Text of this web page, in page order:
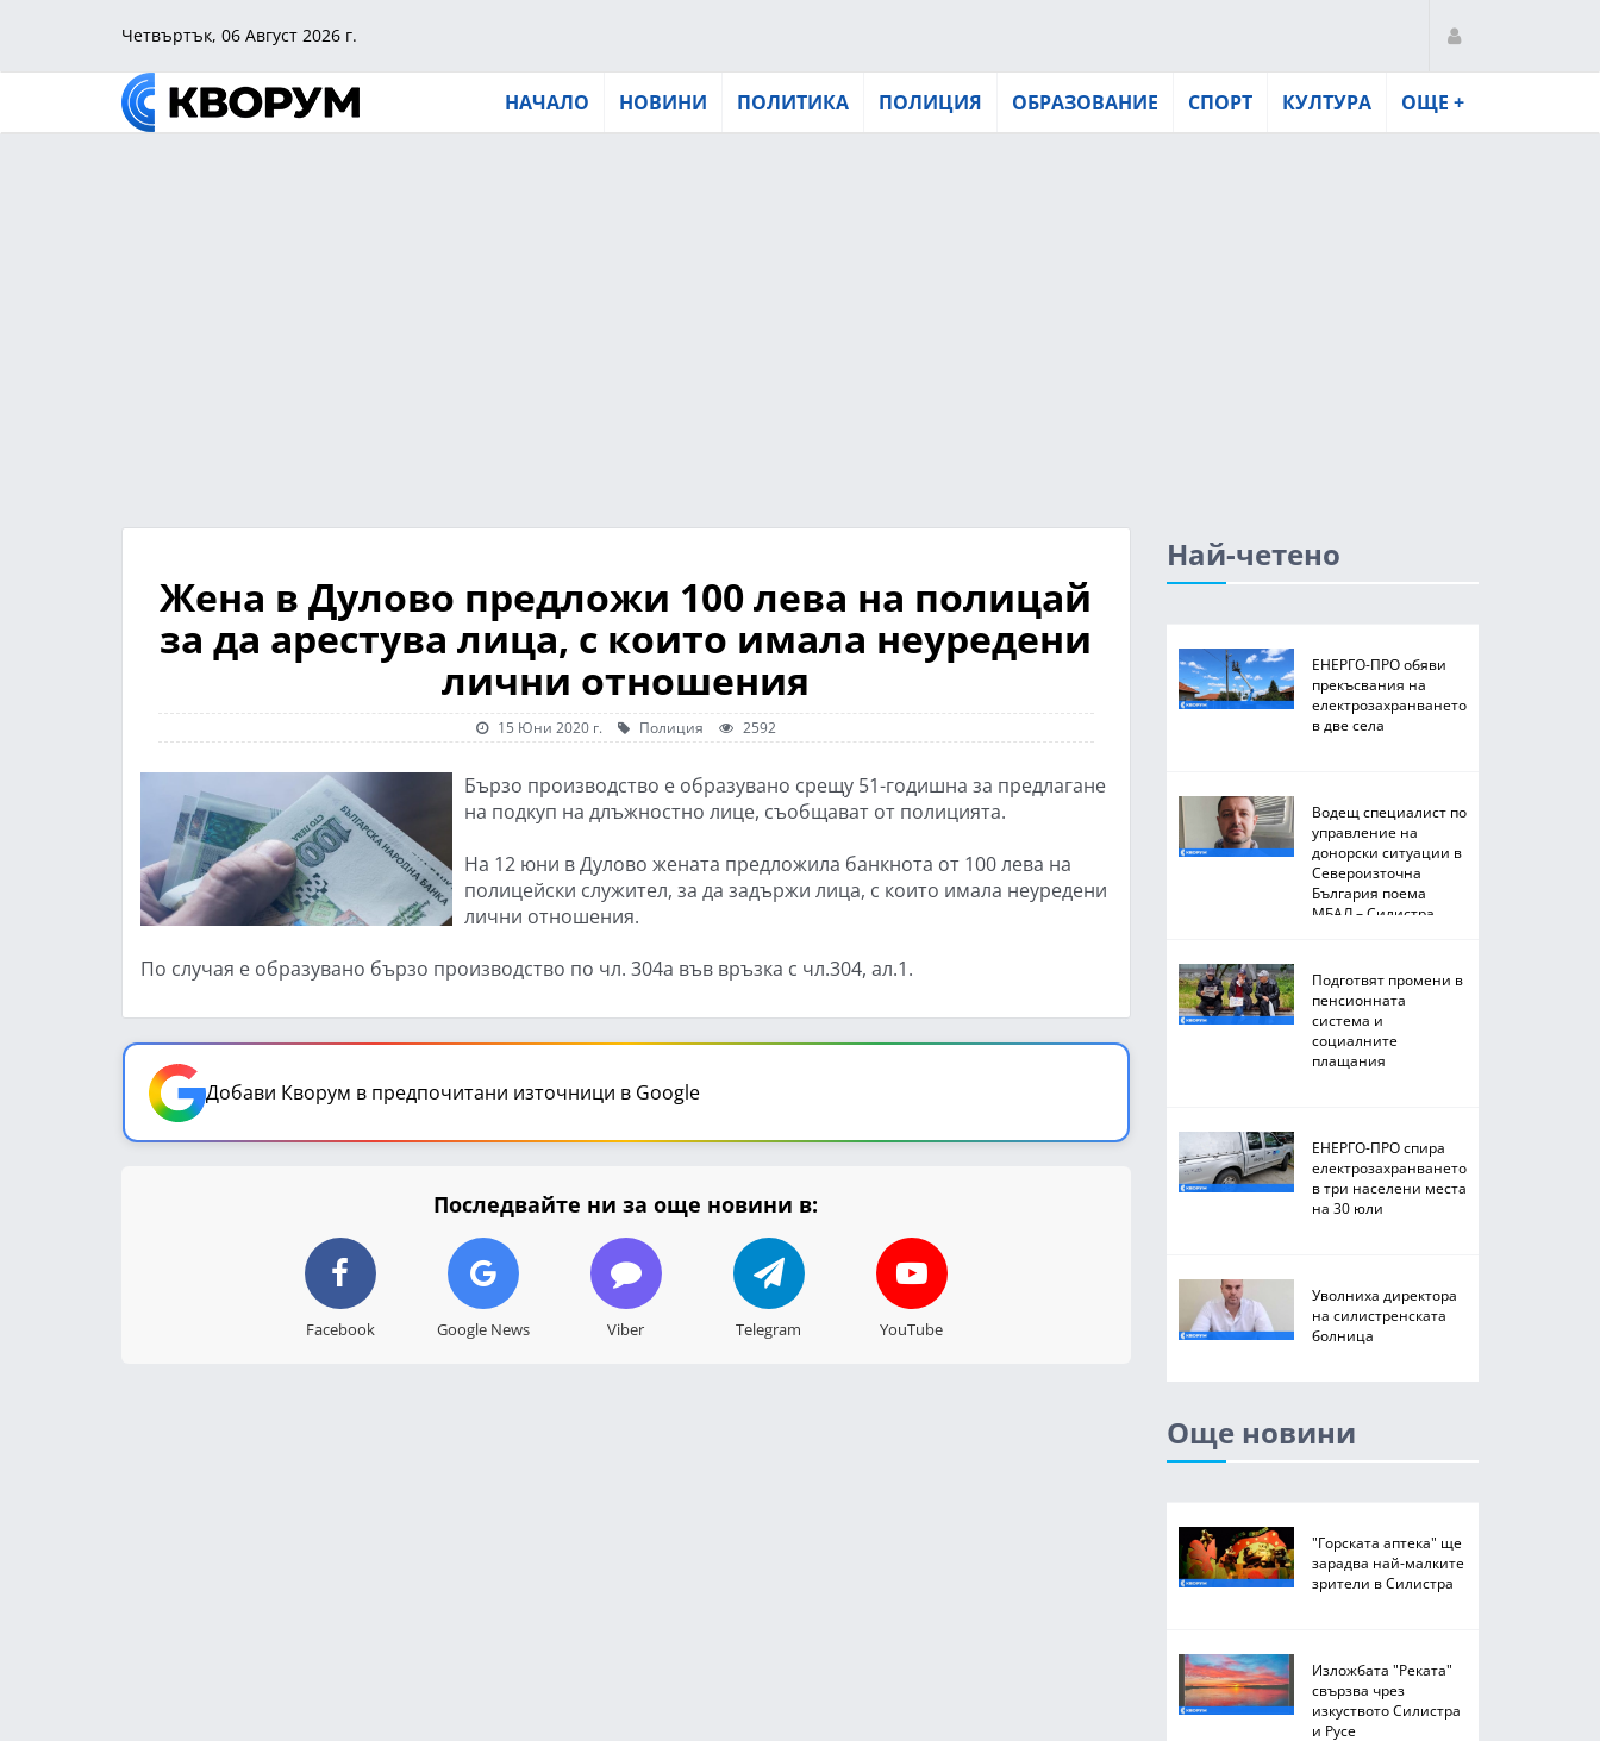
Четвъртък, 06 Август 2026 г.
НАЧАЛО НОВИНИ ПОЛИТИКА ПОЛИЦИЯ ОБРАЗОВАНИЕ СПОРТ КУЛТУРА ОЩЕ +
Жена в Дулово предложи 100 лева на полицай
за да арестува лица, с които имала неуредени
лични отношения
15 Юни 2020 г. Полиция 2592
Бързо производство е образувано срещу 51-годишна за предлагане
на подкуп на длъжностно лице, съобщават от полицията.
На 12 юни в Дулово жената предложила банкнота от 100 лева на
полицейски служител, за да задържи лица, с които имала неуредени
лични отношения.
По случая е образувано бързо производство по чл. 304а във връзка с чл.304, ал.1.
Добави Кворум в предпочитани източници в Google
Последвайте ни за още новини в:
Facebook Google News Viber Telegram YouTube
Най-четено
ЕНЕРГО-ПРО обяви
прекъсвания на
електрозахранването
в две села
Водещ специалист по
управление на
донорски ситуации в
Североизточна
България поема
МБАЛ – Силистра
Подготвят промени в
пенсионната
система и
социалните
плащания
ЕНЕРГО-ПРО спира
електрозахранването
в три населени места
на 30 юли
Уволниха директора
на силистренската
болница
Още новини
"Горската аптека" ще
зарадва най-малките
зрители в Силистра
Изложбата "Реката"
свързва чрез
изкуството Силистра
и Русе